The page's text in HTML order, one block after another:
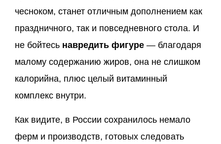
чесноком, станет отличным дополнением как
праздничного, так и повседневного стола. И
не бойтесь навредить фигуре — благодаря
малому содержанию жиров, она не слишком
калорийна, плюс целый витаминный
комплекс внутри.
Как видите, в России сохранилось немало
ферм и производств, готовых следовать